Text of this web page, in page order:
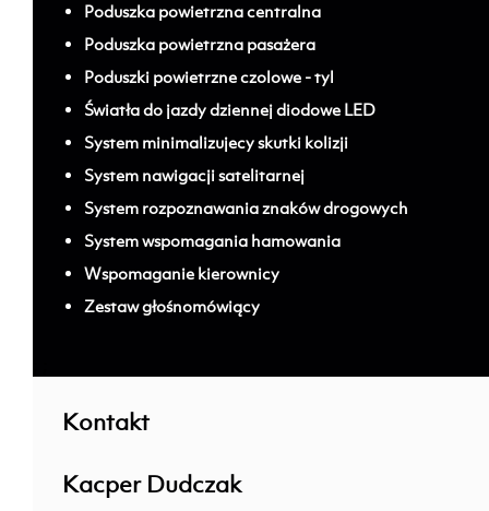
Poduszka powietrzna centralna
Poduszka powietrzna pasażera
Poduszki powietrzne czolowe - tyl
Światła do jazdy dziennej diodowe LED
System minimalizujecy skutki kolizji
System nawigacji satelitarnej
System rozpoznawania znaków drogowych
System wspomagania hamowania
Wspomaganie kierownicy
Zestaw głośnomówiący
Kontakt
Kacper Dudczak